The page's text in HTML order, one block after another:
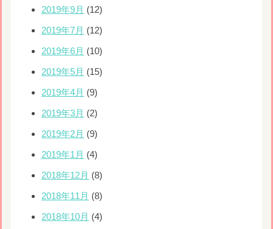
2019年9月 (12)
2019年7月 (12)
2019年6月 (10)
2019年5月 (15)
2019年4月 (9)
2019年3月 (2)
2019年2月 (9)
2019年1月 (4)
2018年12月 (8)
2018年11月 (8)
2018年10月 (4)